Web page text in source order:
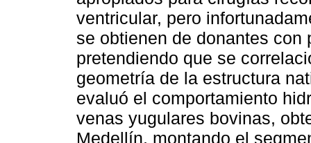
ventricular, pero
se obtienen de donantes
pretendiendo que se
geometría de la estructura
evaluó el comportamiento
venas yugulares bovinas,
Medellín, montando el